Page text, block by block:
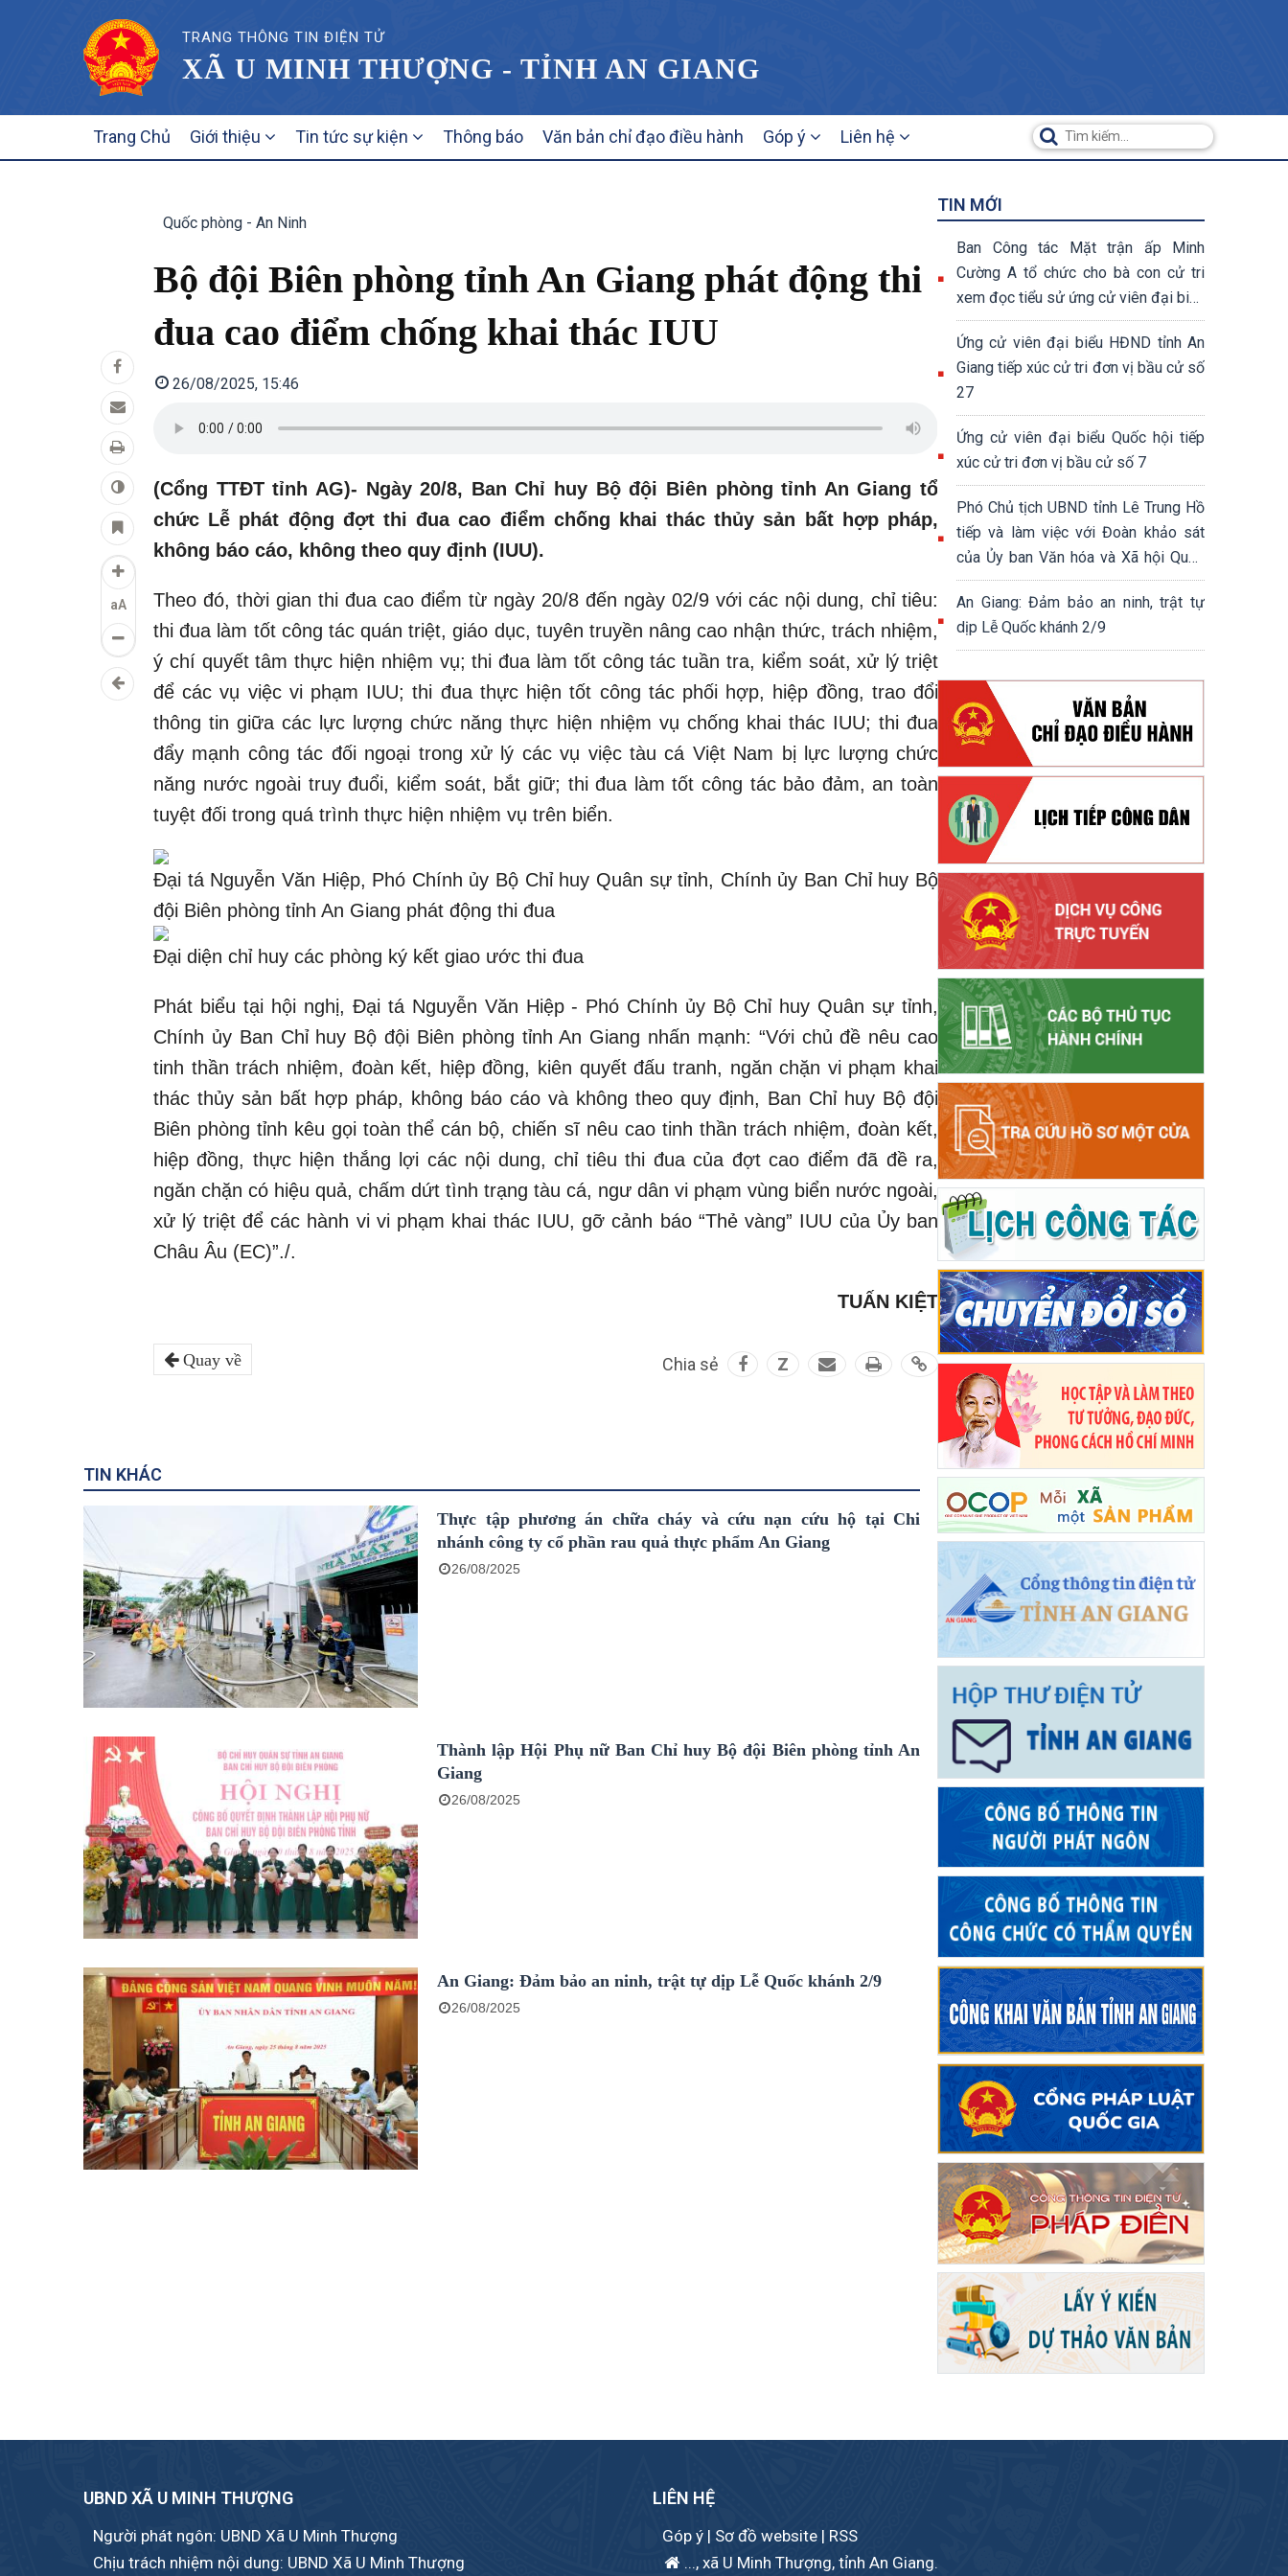
TRANG THÔNG TIN ĐIỆN TỬ
XÃ U MINH THƯỢNG - TỈNH AN GIANG
NAVIGATION
Trang Chủ Giới thiệu Tin tức sự kiện Thông báo Văn bản chỉ đạo điều hành Góp ý Liên hệ
aA
Quốc phòng - An Ninh
Bộ đội Biên phòng tỉnh An Giang phát động thi
đua cao điểm chống khai thác IUU
26/08/2025, 15:46
(Cổng TTĐT tỉnh AG)- Ngày 20/8, Ban Chỉ huy Bộ đội Biên phòng tỉnh An Giang tổ
chức Lễ phát động đợt thi đua cao điểm chống khai thác thủy sản bất hợp pháp,
không báo cáo, không theo quy định (IUU).
Theo đó, thời gian thi đua cao điểm từ ngày 20/8 đến ngày 02/9 với các nội dung, chỉ tiêu:
thi đua làm tốt công tác quán triệt, giáo dục, tuyên truyền nâng cao nhận thức, trách nhiệm,
ý chí quyết tâm thực hiện nhiệm vụ; thi đua làm tốt công tác tuần tra, kiểm soát, xử lý triệt
để các vụ việc vi phạm IUU; thi đua thực hiện tốt công tác phối hợp, hiệp đồng, trao đổi
thông tin giữa các lực lượng chức năng thực hiện nhiệm vụ chống khai thác IUU; thi đua
đẩy mạnh công tác đối ngoại trong xử lý các vụ việc tàu cá Việt Nam bị lực lượng chức
năng nước ngoài truy đuổi, kiểm soát, bắt giữ; thi đua làm tốt công tác bảo đảm, an toàn
tuyệt đối trong quá trình thực hiện nhiệm vụ trên biển.
Đại tá Nguyễn Văn Hiệp, Phó Chính ủy Bộ Chỉ huy Quân sự tỉnh, Chính ủy Ban Chỉ huy Bộ
đội Biên phòng tỉnh An Giang phát động thi đua
Đại diện chỉ huy các phòng ký kết giao ước thi đua
Phát biểu tại hội nghị, Đại tá Nguyễn Văn Hiệp - Phó Chính ủy Bộ Chỉ huy Quân sự tỉnh,
Chính ủy Ban Chỉ huy Bộ đội Biên phòng tỉnh An Giang nhấn mạnh: “Với chủ đề nêu cao
tinh thần trách nhiệm, đoàn kết, hiệp đồng, kiên quyết đấu tranh, ngăn chặn vi phạm khai
thác thủy sản bất hợp pháp, không báo cáo và không theo quy định, Ban Chỉ huy Bộ đội
Biên phòng tỉnh kêu gọi toàn thể cán bộ, chiến sĩ nêu cao tinh thần trách nhiệm, đoàn kết,
hiệp đồng, thực hiện thắng lợi các nội dung, chỉ tiêu thi đua của đợt cao điểm đã đề ra,
ngăn chặn có hiệu quả, chấm dứt tình trạng tàu cá, ngư dân vi phạm vùng biển nước ngoài,
xử lý triệt để các hành vi vi phạm khai thác IUU, gỡ cảnh báo “Thẻ vàng” IUU của Ủy ban
Châu Âu (EC)”./.
TUẤN KIỆT
Quay về Chia sẻ Z
TIN KHÁC
Thực tập phương án chữa cháy và cứu nạn cứu hộ tại Chi
nhánh công ty cổ phần rau quả thực phẩm An Giang
26/08/2025
Thành lập Hội Phụ nữ Ban Chỉ huy Bộ đội Biên phòng tỉnh An
Giang
26/08/2025
An Giang: Đảm bảo an ninh, trật tự dịp Lễ Quốc khánh 2/9
26/08/2025
TIN MỚI
Ban Công tác Mặt trận ấp Minh
Cường A tổ chức cho bà con cử tri
xem đọc tiểu sử ứng cử viên đại biểu
Quốc hội và đại biểu HĐND các cấp
Ứng cử viên đại biểu HĐND tỉnh An
Giang tiếp xúc cử tri đơn vị bầu cử số
27
Ứng cử viên đại biểu Quốc hội tiếp
xúc cử tri đơn vị bầu cử số 7
Phó Chủ tịch UBND tỉnh Lê Trung Hồ
tiếp và làm việc với Đoàn khảo sát
của Ủy ban Văn hóa và Xã hội Quốc
hội khóa XV
An Giang: Đảm bảo an ninh, trật tự
dịp Lễ Quốc khánh 2/9
UBND XÃ U MINH THƯỢNG
Người phát ngôn: UBND Xã U Minh Thượng
Chịu trách nhiệm nội dung: UBND Xã U Minh Thượng
LIÊN HỆ
Góp ý | Sơ đồ website | RSS
..., xã U Minh Thượng, tỉnh An Giang.